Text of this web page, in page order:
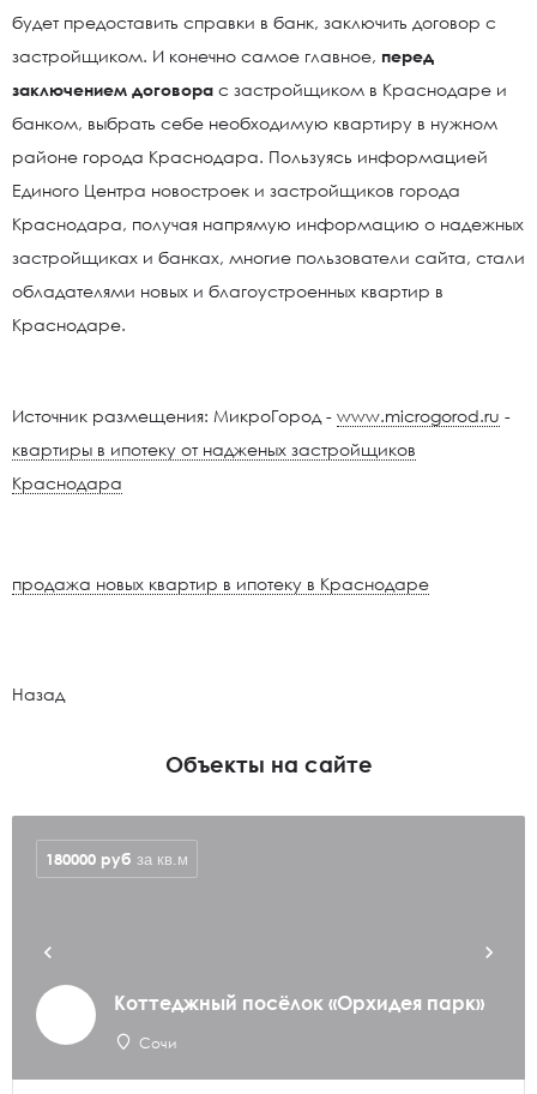
будет предоставить справки в банк, заключить договор с
застройщиком. И конечно самое главное, перед
заключением договора с застройщиком в Краснодаре и
банком, выбрать себе необходимую квартиру в нужном
районе города Краснодара. Пользуясь информацией
Единого Центра новостроек и застройщиков города
Краснодара, получая напрямую информацию о надежных
застройщиках и банках, многие пользователи сайта, стали
обладателями новых и благоустроенных квартир в
Краснодаре.
Источник размещения: МикроГород - www.microgorod.ru -
квартиры в ипотеку от надженых застройщиков
Краснодара
продажа новых квартир в ипотеку в Краснодаре
Назад
Объекты на сайте
Коттеджный посёлок «Орхидея парк»
Сочи
180000 руб за кв.м